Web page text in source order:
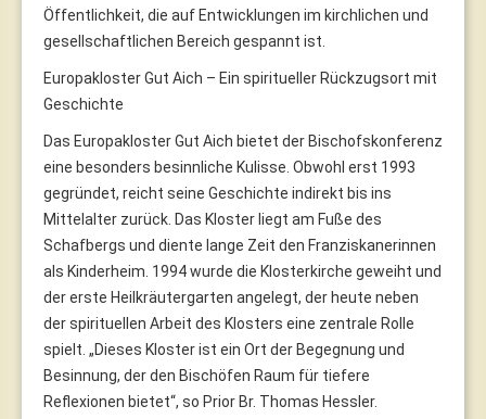
Öffentlichkeit, die auf Entwicklungen im kirchlichen und
gesellschaftlichen Bereich gespannt ist.
Europakloster Gut Aich – Ein spiritueller Rückzugsort mit
Geschichte
Das Europakloster Gut Aich bietet der Bischofskonferenz
eine besonders besinnliche Kulisse. Obwohl erst 1993
gegründet, reicht seine Geschichte indirekt bis ins
Mittelalter zurück. Das Kloster liegt am Fuße des
Schafbergs und diente lange Zeit den Franziskanerinnen
als Kinderheim. 1994 wurde die Klosterkirche geweiht und
der erste Heilkräutergarten angelegt, der heute neben
der spirituellen Arbeit des Klosters eine zentrale Rolle
spielt. „Dieses Kloster ist ein Ort der Begegnung und
Besinnung, der den Bischöfen Raum für tiefere
Reflexionen bietet“, so Prior Br. Thomas Hessler.